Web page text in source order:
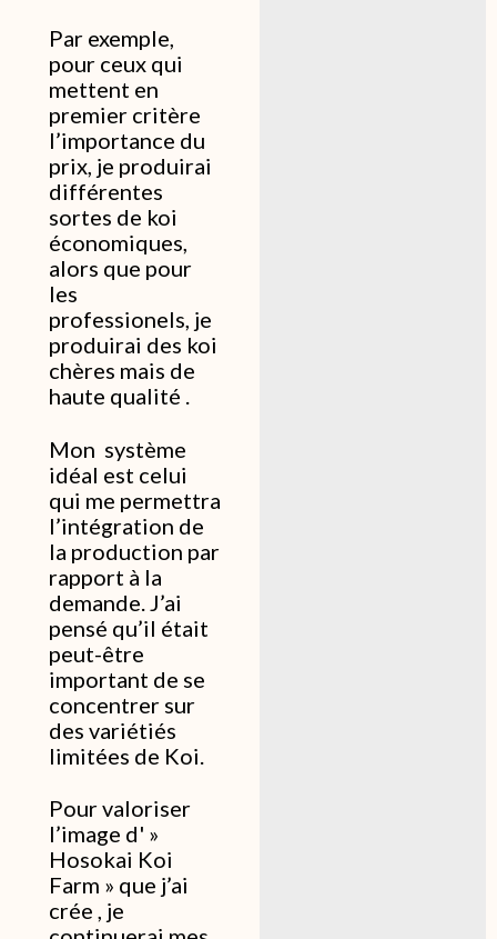
Par exemple,
pour ceux qui
mettent en
premier critère
l’importance du
prix, je produirai
différentes
sortes de koi
économiques,
alors que pour
les
professionels, je
produirai des koi
chères mais de
haute qualité .
Mon système
idéal est celui
qui me permettra
l’intégration de
la production par
rapport à la
demande. J’ai
pensé qu’il était
peut-être
important de se
concentrer sur
des variétiés
limitées de Koi.
Pour valoriser
l’image d' »
Hosokai Koi
Farm » que j’ai
crée , je